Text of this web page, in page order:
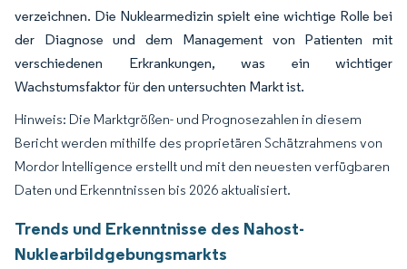
verzeichnen. Die Nuklearmedizin spielt eine wichtige Rolle bei
der Diagnose und dem Management von Patienten mit
verschiedenen Erkrankungen, was ein wichtiger
Wachstumsfaktor für den untersuchten Markt ist.
Hinweis: Die Marktgrößen- und Prognosezahlen in diesem
Bericht werden mithilfe des proprietären Schätzrahmens von
Mordor Intelligence erstellt und mit den neuesten verfügbaren
Daten und Erkenntnissen bis 2026 aktualisiert.
Trends und Erkenntnisse des Nahost-
Nuklearbildgebungsmarkts